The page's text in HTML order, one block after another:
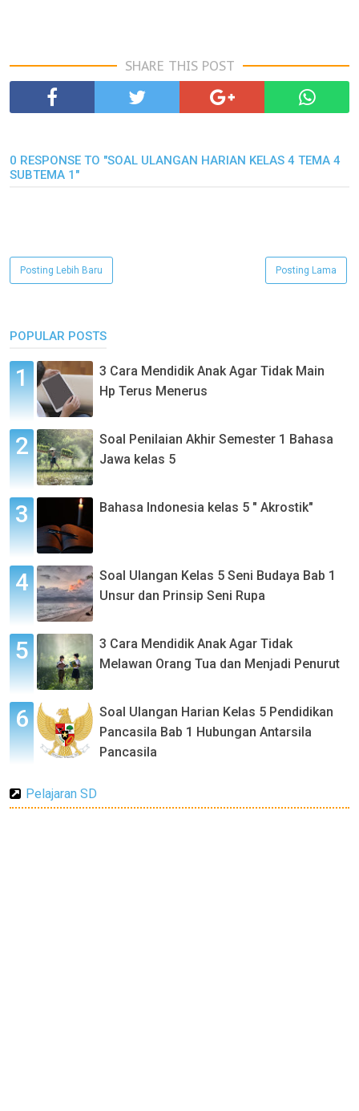
SHARE THIS POST
0 RESPONSE TO "SOAL ULANGAN HARIAN KELAS 4 TEMA 4
SUBTEMA 1"
Posting Lebih Baru Posting Lama
POPULAR POSTS
3 Cara Mendidik Anak Agar Tidak Main
Hp Terus Menerus
Soal Penilaian Akhir Semester 1 Bahasa
Jawa kelas 5
Bahasa Indonesia kelas 5 " Akrostik"
Soal Ulangan Kelas 5 Seni Budaya Bab 1
Unsur dan Prinsip Seni Rupa
3 Cara Mendidik Anak Agar Tidak
Melawan Orang Tua dan Menjadi Penurut
Soal Ulangan Harian Kelas 5 Pendidikan
Pancasila Bab 1 Hubungan Antarsila
Pancasila
Pelajaran SD